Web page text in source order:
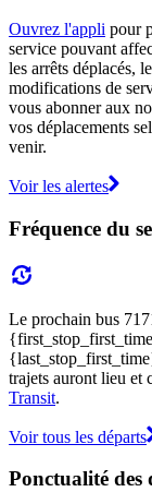
Ouvrez l'appli pour
service pouvant
les arrêts déplacés,
modifications de
vous abonner aux
vos déplacements
venir.
Voir les alertes
Fréquence du
Le prochain bus
trajets auront lieu et
Transit.
Voir tous les départs
Ponctualité des